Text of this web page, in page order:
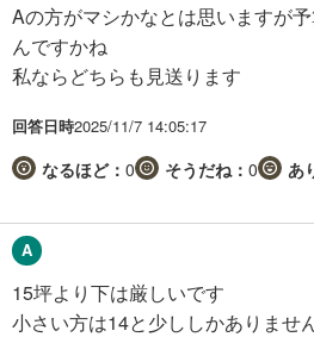
Aの方がマシかなとは思いますが
んですかね
私ならどちらも見送ります
回答日時2025/11/7 14:05:17
なるほど： 0 そうだね： 0 あ
15坪より下は厳しいです
小さい方は14と少ししかありませ